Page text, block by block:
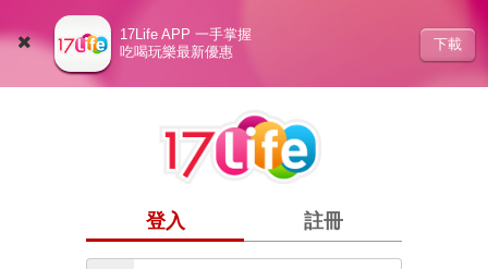
17Life APP 一手掌握
吃喝玩樂最新優惠
下載
登入 註冊